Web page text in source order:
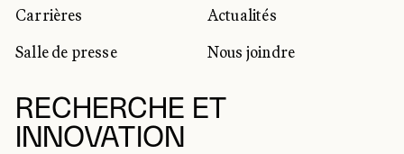
Carrières
Actualités
Salle de presse
Nous joindre
RECHERCHE ET
INNOVATION